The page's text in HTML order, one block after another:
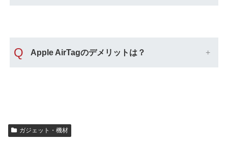
Q Apple AirTagのデメリットは？
ガジェット・機材